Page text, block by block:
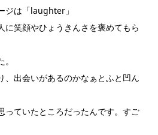
ジは「laughter」
に笑顔やひょうきんさを褒めてもら
、出会いがあるのかなぁとふと凹ん
っていたところだったんです。すご